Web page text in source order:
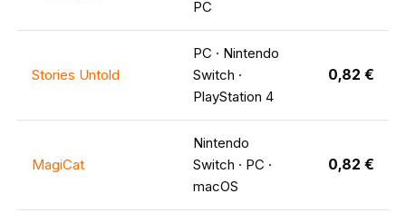
PC
Stories Untold
PC · Nintendo
Switch ·
PlayStation 4
0,82 €
MagiCat
Nintendo
Switch · PC ·
macOS
0,82 €